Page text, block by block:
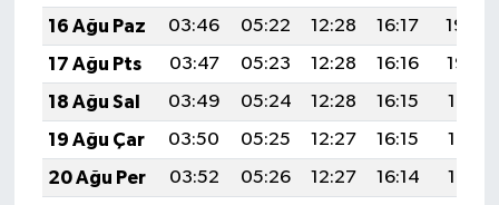
16 Ağu Paz
03:46 05:22 12:28 16:17
19:24
17 Ağu Pts
03:47 05:23 12:28 16:16
19:22
18 Ağu Sal
03:49 05:24 12:28 16:15
19:21
19 Ağu Çar
03:50 05:25 12:27 16:15
19:19
20 Ağu Per
03:52 05:26 12:27 16:14
19:18